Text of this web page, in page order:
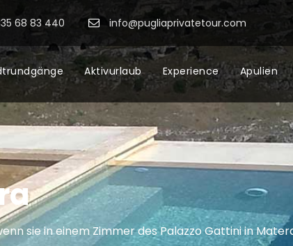
68 83 440 info@pugliaprivatetour.com
Aktivurlaub Experience Apulien
sie in einem Zimmer des Palazzo Gattini in